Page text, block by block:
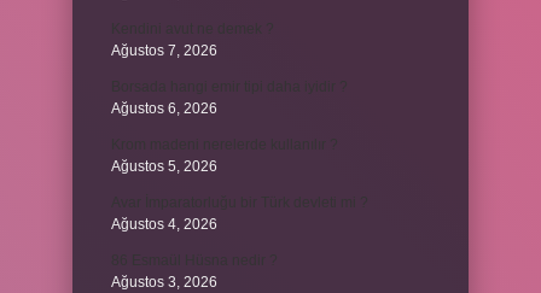
Ağustos 7, 2026
Ağustos 6, 2026
Ağustos 5, 2026
Ağustos 4, 2026
Ağustos 3, 2026